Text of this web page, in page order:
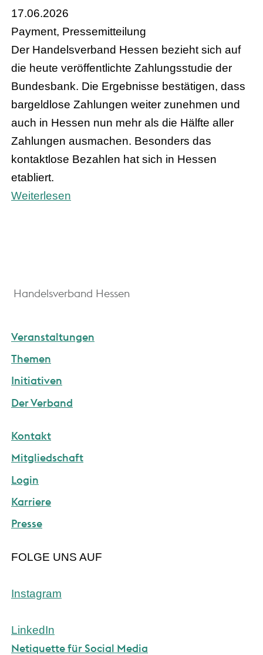
17.06.2026
Payment, Pressemitteilung
Der Handelsverband Hessen bezieht sich auf
die heute veröffentlichte Zahlungsstudie der
Bundesbank. Die Ergebnisse bestätigen, dass
bargeldlose Zahlungen weiter zunehmen und
auch in Hessen nun mehr als die Hälfte aller
Zahlungen ausmachen. Besonders das
kontaktlose Bezahlen hat sich in Hessen
etabliert.
Weiterlesen
Handelsverband Hessen
Veranstaltungen
Themen
Initiativen
Der Verband
Kontakt
Mitgliedschaft
Login
Karriere
Presse
FOLGE UNS AUF
Instagram
LinkedIn
Netiquette für Social Media